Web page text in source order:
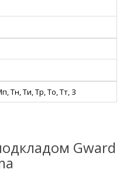
Тн, Ти, Тр, То, Тт, З
Gward